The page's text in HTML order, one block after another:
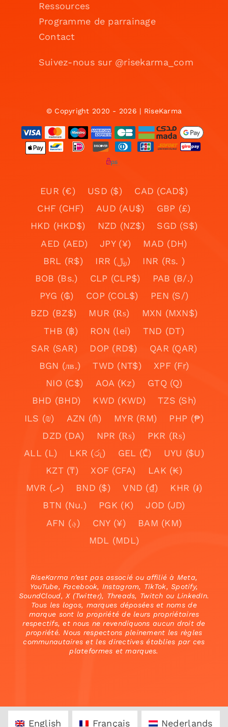
Ressources
Programme de parrainage
Contact
Suivez-nous sur @risekarma_com
© Copyright 2020 - 2026 | RiseKarma
EUR (€) USD ($)
CAD (CAD$)
CHF (CHF)
AUD (AU$)
GBP (£)
HKD (HKD$)
NZD (NZ$)
SGD (S$)
AED (AED)
JPY (¥)
MAD (DH)
BRL (R$)
IRR (﷼)
INR (Rs. )
BOB (Bs.)
CLP (CLP$)
PAB (B/.)
PYG (₲)
COP (COL$)
PEN (S/)
BZD (BZ$)
MUR (₨)
MXN (MXN$)
THB (฿)
RON (lei)
TND (DT)
SAR (SAR)
DOP (RD$)
QAR (QAR)
BGN (лв.)
TWD (NT$)
XPF (Fr)
NIO (C$)
AOA (Kz)
GTQ (Q)
BHD (BHD)
KWD (KWD)
TZS (Sh)
ILS (₪)
AZN (₼) MYR (RM)
PHP (₱)
DZD (DA)
NPR (₨)
PKR (₨)
ALL (L)
LKR (රු) GEL (₾)
UYU ($U)
KZT (₸)
XOF (CFA)
LAK (₭)
MVR (.ރ)
BND ($) VND (₫)
KHR (៛)
BTN (Nu.)
PGK (K)
JOD (JD)
AFN (؋)
CNY (¥)
BAM (KM)
MDL (MDL)
RiseKarma n’est pas associé ou affilié à Meta,
YouTube, Facebook, Instagram, TikTok, Spotify,
SoundCloud, X (Twitter), Threads, Twitch ou LinkedIn.
Tous les logos, marques déposées et noms de
marque sont la propriété de leurs propriétaires
respectifs, et nous ne revendiquons aucun droit de
propriété. Nous respectons pleinement les règles
communautaires et les directives établies par ces
plateformes et marques.
English Français Nederlands